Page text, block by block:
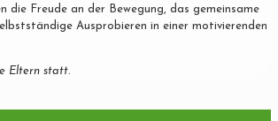
die Freude an der Bewegung, das gemeinsame
Ausprobieren in einer motivierenden
Eltern statt.